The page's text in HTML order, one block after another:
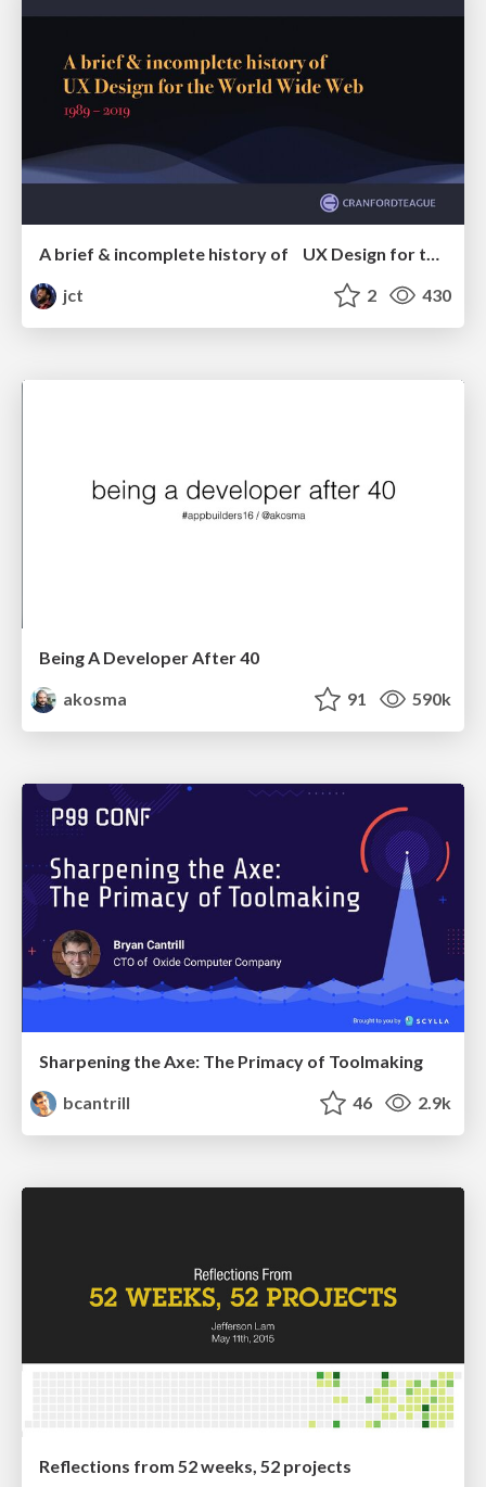
jct
2 430
Being A Developer After 40
akosma
91 590k
Sharpening the Axe: The Primacy of Toolmaking
bcantrill
46 2.9k
Reflections from 52 weeks, 52 projects